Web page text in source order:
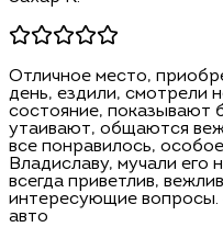
Отличное место,
день, ездили, смотрели
состояние, показывают
утаивают, общаются
все понравилось,
Владиславу, мучали его
всегда приветлив,
интересующие вопросы.
авто